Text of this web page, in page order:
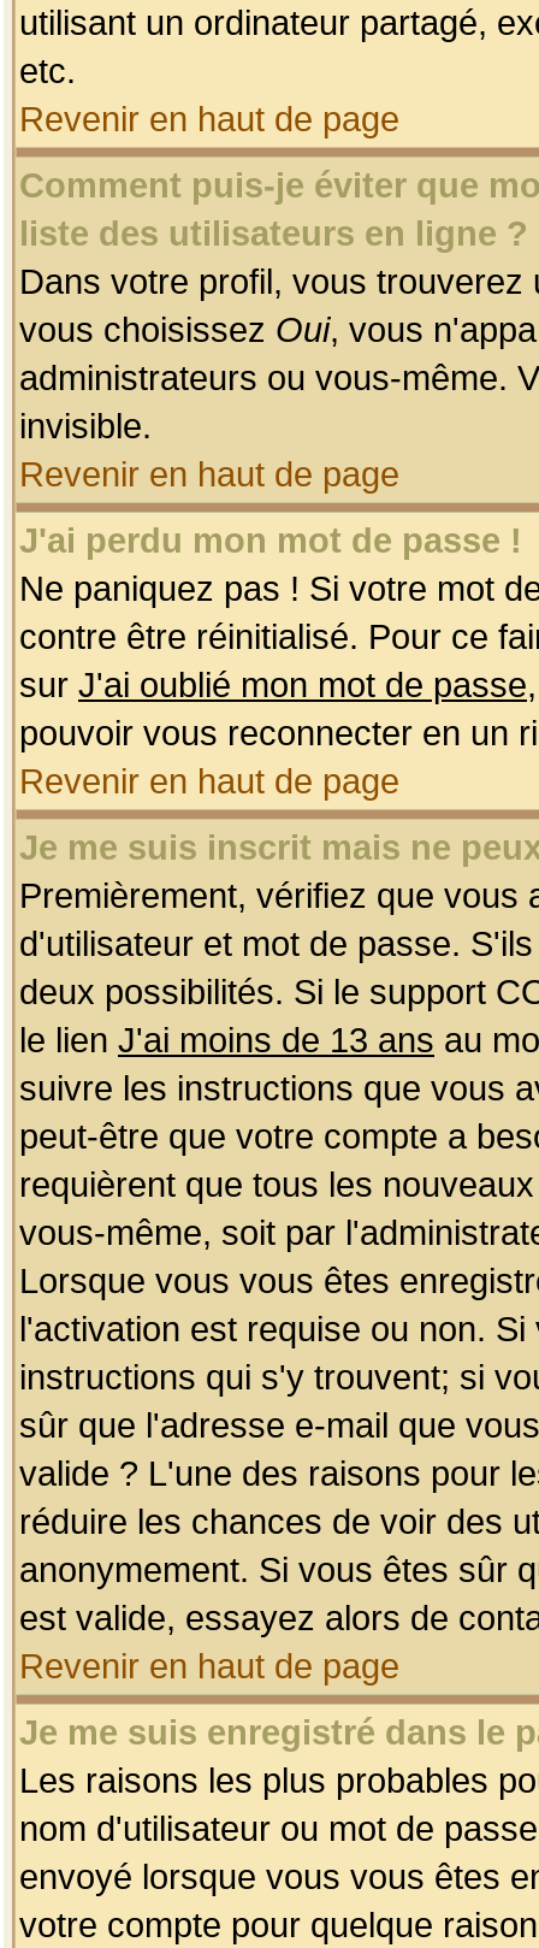
utilisant un ordinateur partagé,
etc.
Revenir en haut de page
Comment puis-je éviter que
liste des utilisateurs en ligne ?
Dans votre profil, vous
vous choisissez Oui, vous
administrateurs ou vous-même.
invisible.
Revenir en haut de page
J'ai perdu mon mot de passe !
Ne paniquez pas ! Si votre mot
contre être réinitialisé. Pour ce
sur J'ai oublié mon mot de passe
pouvoir vous reconnecter en un
Revenir en haut de page
Je me suis inscrit mais ne
Premièrement, vérifiez que
d'utilisateur et mot de passe.
deux possibilités. Si le support
le lien J'ai moins de 13 ans au
suivre les instructions que vous
peut-être que votre compte a
requièrent que tous les
vous-même, soit par
Lorsque vous vous êtes
l'activation est requise ou non.
instructions qui s'y trouvent; si
sûr que l'adresse e-mail que
valide ? L'une des raisons pour
réduire les chances de voir des
anonymement. Si vous êtes sûr
est valide, essayez alors de
Revenir en haut de page
Je me suis enregistré dans le
Les raisons les plus probables
nom d'utilisateur ou mot de
envoyé lorsque vous vous êtes
votre compte pour quelque